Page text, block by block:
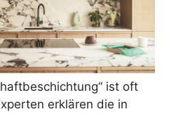
ist oft
erklären die in